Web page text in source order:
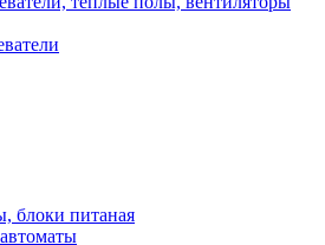
блоки питаная